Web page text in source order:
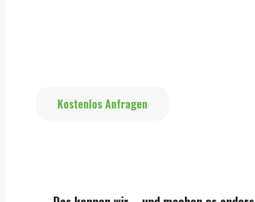
Kostenlos Anfragen